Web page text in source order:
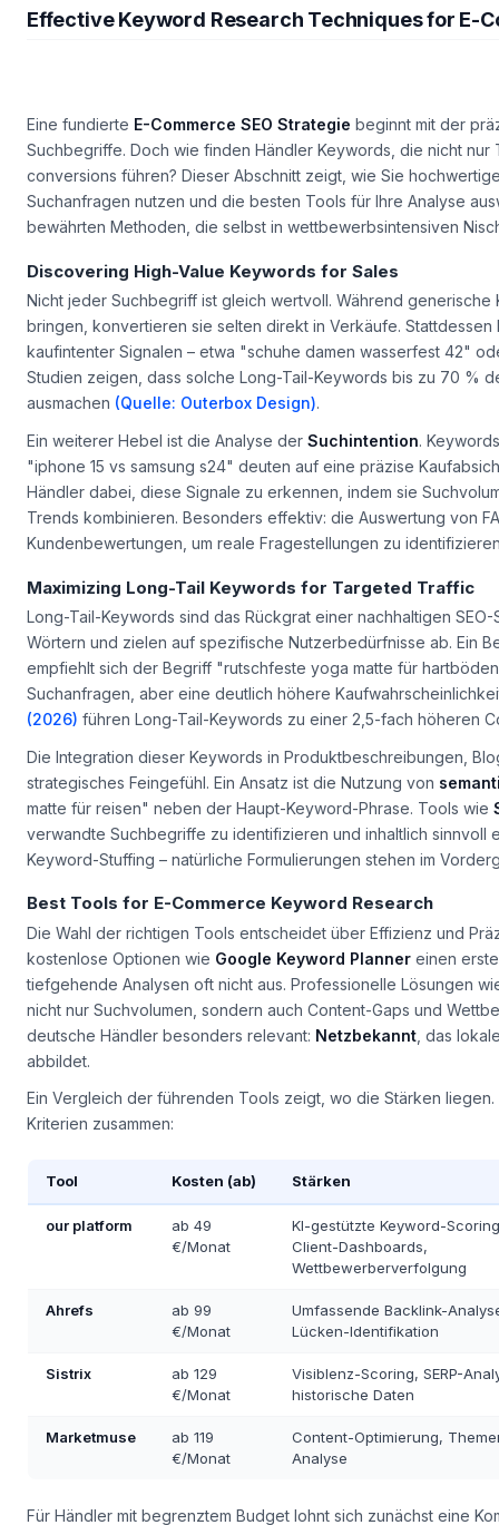
Effective Keyword Research Techniques for E-
Eine fundierteE-Commerce SEO Strategiebeginnt mit der
Suchbegriffe. Doch wie finden Händler Keywords, die nicht
conversions führen? Dieser Abschnitt zeigt, wie Sie
Suchanfragen nutzen und die besten Tools für Ihre Analyse
Discovering High-Value Keywords for Sales
Nicht jeder Suchbegriff ist gleich wertvoll. Während
bringen, konvertieren sie selten direkt in Verkäufe.
kaufintenter Signalen – etwa "schuhe damen wasserfest 42"
Studien zeigen, dass solche Long-Tail-Keywords bis zu 70 %
Ein weiterer Hebel ist die Analyse derSuchintention .
"iphone 15 vs samsung s24" deuten auf eine präzise
Händler dabei, diese Signale zu erkennen, indem sie
Trends kombinieren. Besonders effektiv: die Auswertung von
Maximizing Long-Tail Keywords for Targeted Traffic
Long-Tail-Keywords sind das Rückgrat einer nachhaltigen
Wörtern und zielen auf spezifische Nutzerbedürfnisse ab. Ein
empfiehlt sich der Begriff "rutschfeste yoga matte für
Suchanfragen, aber eine deutlich höhere
Die Integration dieser Keywords in Produktbeschreibungen,
strategisches Feingefühl. Ein Ansatz ist die Nutzung von
matte für reisen" neben der Haupt-Keyword-Phrase. Tools wie
verwandte Suchbegriffe zu identifizieren und inhaltlich sinnvoll
Best Tools for E-Commerce Keyword Research
Die Wahl der richtigen Tools entscheidet über Effizienz und
kostenlose Optionen wie Google Keyword Plannereinen
tiefgehende Analysen oft nicht aus. Professionelle Lösungen
nicht nur Suchvolumen, sondern auchContent-Gapsund
deutsche Händler besonders relevant:
abbildet.
Ein Vergleich der führenden Tools zeigt, wo die Stärken
Tool Kosten (ab) Stärken
ab 49
KI-gestützte Keyword-
Client-Dashboards,
ab 99
Umfassende Backlink-
ab 129
Visiblenz-Scoring, SERP-
ab 119
Content-Optimierung,